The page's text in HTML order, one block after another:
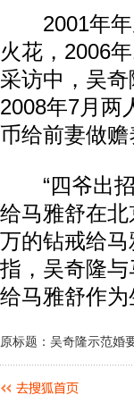
2001年年
火花，2006
采访中，吴
2008年7月两
币给前妻做赡
“四爷出招”
给马雅舒在
万的钻戒给
指，吴奇隆
给马雅舒作为
原标题：吴奇隆示范婚